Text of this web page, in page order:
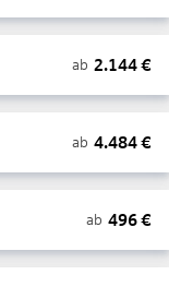
ab 2.144€
ab 4.484€
ab 496€